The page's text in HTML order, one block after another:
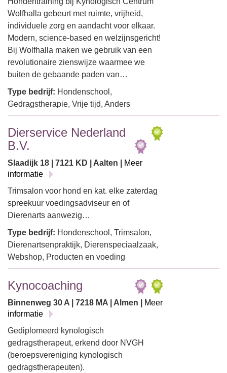
Wolfhalla gebeurt met ruimte, vrijheid,
individuele zorg en aandacht voor elkaar.
Modern, science-based en welzijnsgericht!
Bij Wolfhalla maken we gebruik van een
revolutionaire zienswijze waarmee we
buiten de gebaande paden van…
Type bedrijf: Hondenschool,
Gedragstherapie, Vrije tijd, Anders
Dierservice Nederland
B.V.
Slaadijk 18 | 7121 KD | Aalten |
Meer
informatie
Trimsalon voor hond en kat. elke zaterdag
spreekuur voedingsadviseur en of
Dierenarts aanwezig…
Type bedrijf: Hondenschool, Trimsalon,
Dierenartsenpraktijk, Dierenspeciaalzaak,
Webshop, Producten en voeding
Kynocoaching
Binnenweg 30 A | 7218 MA | Almen |
Meer
informatie
Gediplomeerd kynologisch
gedragstherapeut, erkend door NVGH
(beroepsvereniging kynologisch
gedragstherapeuten).